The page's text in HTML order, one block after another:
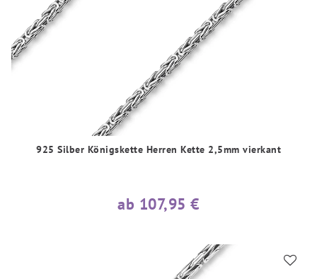
925 Silber Königskette Herren Kette 2,5mm vierkant
ab 107,95 €